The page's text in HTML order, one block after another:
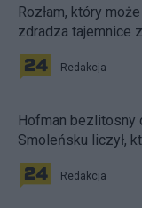
Rozłam, który
zdradza tajemnice
Redakcja
Hofman bezlitosny
Smoleńsku liczył,
Redakcja